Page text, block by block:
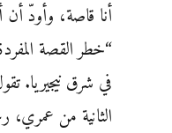
أنا قاصة، وأودّ
“خطر القصة
في شرق نيجيريا.
الثانية من عمري،